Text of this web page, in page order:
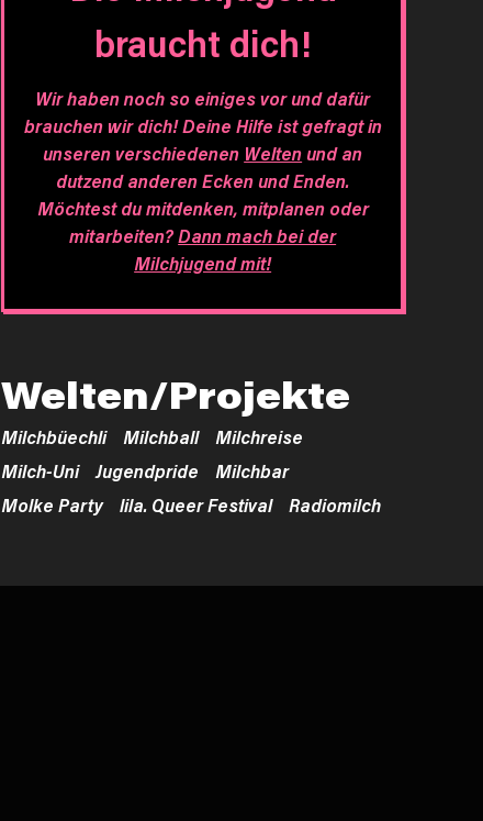
braucht dich!
Wir haben noch so einiges vor und dafür
brauchen wir dich! Deine Hilfe ist gefragt in
unseren verschiedenen Weltenund an
dutzend anderen Ecken und Enden.
Möchtest du mitdenken, mitplanen oder
mitarbeiten?Dann mach bei der
Milchjugend mit!
Welten/Projekte
Milchbüechli Milchball
Milchreise
Milch-Uni
Jugendpride
Milchbar
Molke Party
lila. Queer Festival Radiomilch